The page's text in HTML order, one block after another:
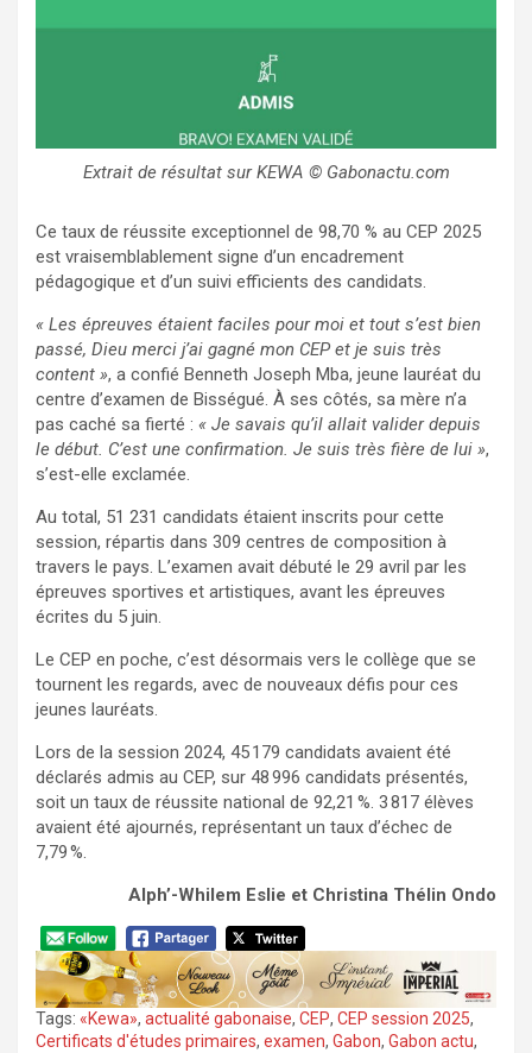
Extrait de résultat sur KEWA © Gabonactu.com
Ce taux de réussite exceptionnel de 98,70 % au CEP 2025
est vraisemblablement signe d’un encadrement
pédagogique et d’un suivi efficients des candidats.
« Les épreuves étaient faciles pour moi et tout s’est bien
passé, Dieu merci j’ai gagné mon CEP et je suis très
content », a confié Benneth Joseph Mba, jeune lauréat du
centre d’examen de Bisségué. À ses côtés, sa mère n’a
pas caché sa fierté : « Je savais qu’il allait valider depuis
le début. C’est une confirmation. Je suis très fière de lui »,
s’est-elle exclamée.
Au total, 51 231 candidats étaient inscrits pour cette
session, répartis dans 309 centres de composition à
travers le pays. L’examen avait débuté le 29 avril par les
épreuves sportives et artistiques, avant les épreuves
écrites du 5 juin.
Le CEP en poche, c’est désormais vers le collège que se
tournent les regards, avec de nouveaux défis pour ces
jeunes lauréats.
Lors de la session 2024, 45 179 candidats avaient été
déclarés admis au CEP, sur 48 996 candidats présentés,
soit un taux de réussite national de 92,21 %. 3 817 élèves
avaient été ajournés, représentant un taux d’échec de
7,79 %.
Alph’-Whilem Eslie et Christina Thélin Ondo
Tags: «Kewa», actualité gabonaise, CEP, CEP session 2025,
Certificats d'études primaires, examen, Gabon, Gabon actu,